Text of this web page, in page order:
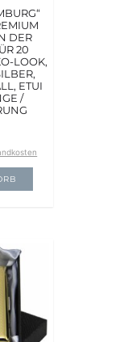
DER
20
LOOK,
ETUI
/